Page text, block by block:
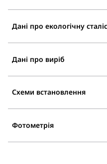
Дані про екологічну
Дані про виріб
Схеми встановлення
Фотометрія